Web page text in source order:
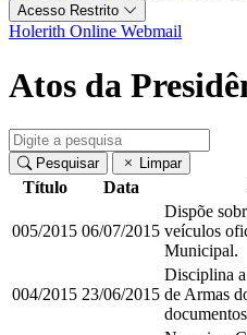
Acesso Restrito
Holerith Online Webmail
Atos da
Pesquisar Limpar
Título Data
005/2015 06/07/2015
Dispõe
veículos
Municipal.
004/2015 23/06/2015
Disciplina
de Armas